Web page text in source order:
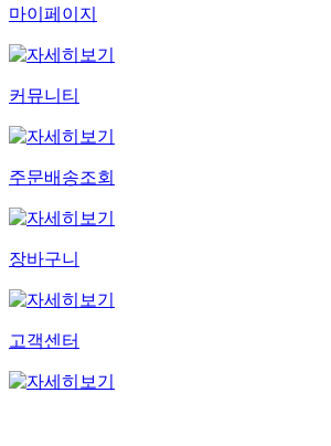
마이페이지
커뮤니티
주문배송조회
장바구니
고객센터